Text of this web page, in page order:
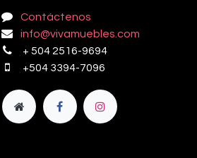
Contáctenos
info@vivamuebles.com
+ 504 2516-9694
+504 3394-7096